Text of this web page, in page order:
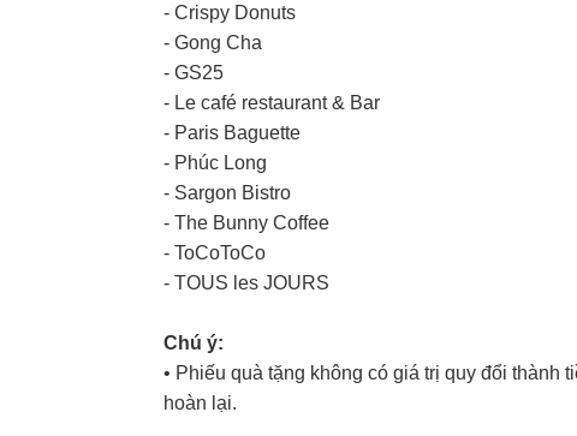
- Crispy Donuts
- Gong Cha
- GS25
- Le café restaurant & Bar
- Paris Baguette
- Phúc Long
- Sargon Bistro
- The Bunny Coffee
- ToCoToCo
- TOUS les JOURS
Chú ý:
• Phiếu quà tặng không có giá trị quy đổi
hoàn lại.